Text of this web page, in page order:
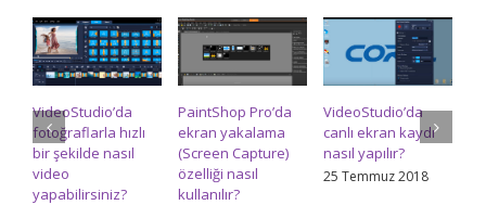
nasıl
yapılır?
için
VideoStudio’da
fotoğraflarla hızlı
bir şekilde nasıl
video
yapabilirsiniz?
PaintShop Pro’da
ekran yakalama
(Screen Capture)
özelliği nasıl
kullanılır?
VideoStudio’da
canlı ekran kaydı
nasıl yapılır?
25 Temmuz 2018